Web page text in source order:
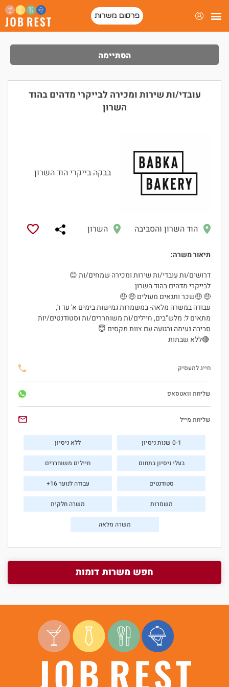
פרסום משרות
הסתיימה
עובדי/ות שירות ומכירה לבייקרי מדהים בהוד
השרון
בבקה בייקרי הוד השרון
הוד השרון והסביבה השרון
תיאור משרה:
דרושים/ות עובדי/ות שירות ומכירה שמחים/ות 😊
לבייקרי מדהים בהוד השרון
🤑 🤑שכר ותנאים מעולים 🤑 🤑
עבודה במשרה מלאה- במשמרות גמישות בימים א' עד ו',
מתאים ל: מלש"בים, חיילים/ות משוחררים/ות וסטודנטים/יות
סביבה נעימה ורגועה עם צוות מקסים 😇
🔴ללא שבתות
חייג למעסיק
שליחת וואטסאפ
שליחת מייל
0-1 שנות ניסיון ללא ניסיון
בעלי ניסיון בתחום חיילים משוחררים
סטודנטים עבודה לנוער 16+
משמרות משרה חלקית
משרה מלאה
חפש משרות דומות